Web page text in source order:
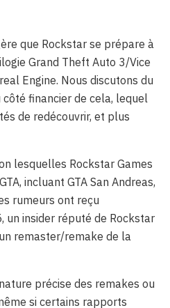
que Rockstar se prépare à
Grand Theft Auto 3/Vice
Engine. Nous discutons du
financier de cela, lequel
de redécouvrir, et plus
lesquelles Rockstar Games
incluant GTA San Andreas,
rumeurs ont reçu
un insider réputé de Rockstar
remaster/remake de la
précise des remakes ou
si certains rapports